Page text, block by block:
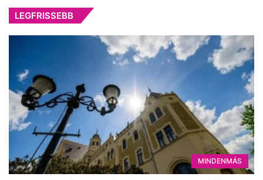
LEGFRISSEBB
MINDENMÁS